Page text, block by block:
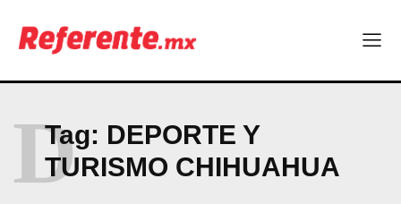
Más escuelas renovadas: fortalecen espacios para el regreso
a clases
Company
Tag: DEPORTE Y
TURISMO CHIHUAHUA
D